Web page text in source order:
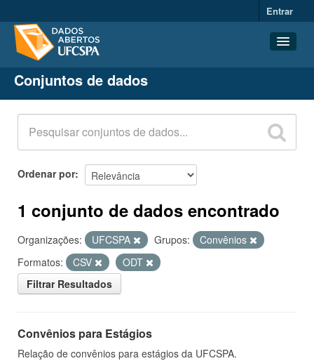
Entrar
Conjuntos de dados
Organizações
Grupos
Sobre
Conjuntos de dados
Ordenar por
1 conjunto de dados encontrado
Organizações: UFCSPA Grupos:
Convênios
Formatos:
CSV
ODT
Filtrar Resultados
Convênios para Estágios
Relação de convênios para estágios da UFCSPA.